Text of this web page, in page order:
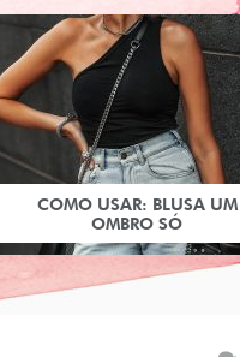
COMO USAR: BLUSA UM
OMBRO SÓ